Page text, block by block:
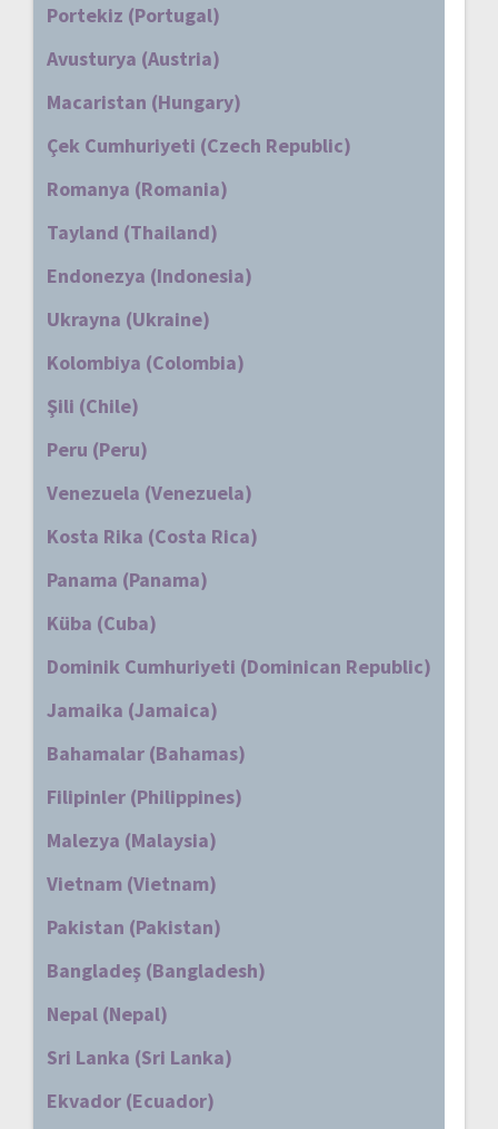
Portekiz (Portugal)
Avusturya (Austria)
Macaristan (Hungary)
Çek Cumhuriyeti (Czech Republic)
Romanya (Romania)
Tayland (Thailand)
Endonezya (Indonesia)
Ukrayna (Ukraine)
Kolombiya (Colombia)
Şili (Chile)
Peru (Peru)
Venezuela (Venezuela)
Kosta Rika (Costa Rica)
Panama (Panama)
Küba (Cuba)
Dominik Cumhuriyeti (Dominican Republic)
Jamaika (Jamaica)
Bahamalar (Bahamas)
Filipinler (Philippines)
Malezya (Malaysia)
Vietnam (Vietnam)
Pakistan (Pakistan)
Bangladeş (Bangladesh)
Nepal (Nepal)
Sri Lanka (Sri Lanka)
Ekvador (Ecuador)